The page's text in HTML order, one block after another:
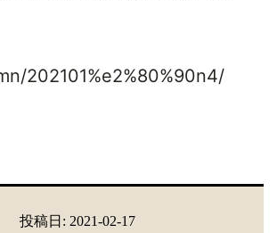
202101%e2%80%90n4/
投稿日: 2021-02-17